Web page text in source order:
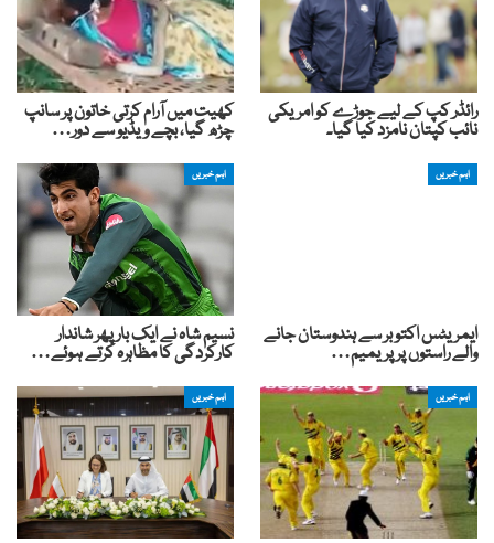
رائڈر کپ کے لیے جوڑے کو امریکی
نائب کپتان نامزد کیا گیا۔
کھیت میں آرام کرتی خاتون پر سانپ
چڑھ گیا، بچے ویڈیو سے دور…
اہم خبریں
ایمریٹس اکتوبر سے ہندوستان جانے
والے راستوں پر پریمیم…
اہم خبریں
نسیم شاہ نے ایک بار پھر شاندار
کارکردگی کا مظاہرہ کرتے ہوئے…
اہم خبریں اہم خبریں